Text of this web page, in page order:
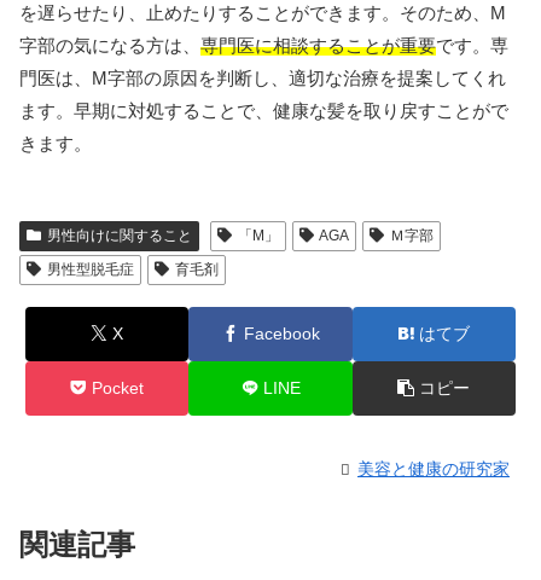
を遅らせたり、止めたりすることができます。そのため、M
字部の気になる方は、 専門医に相談することが重要です。専
門医は、M字部の原因を判断し、適切な治療を提案してくれ
ます。早期に対処することで、健康な髪を取り戻すことがで
きます。
男性向けに関すること 「M」 AGA
Ｍ字部
男性型脱毛症
育毛剤
X Facebook はてブ
Pocket LINE コピー
美容と健康の研究家
関連記事